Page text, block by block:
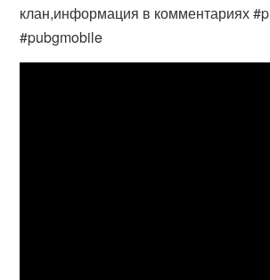
клан,информация в комментариях
#pubgmobile